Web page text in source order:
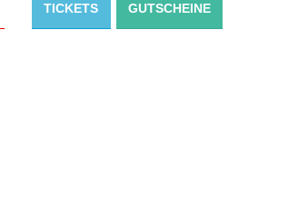
TICKETS GUTSCHEINE